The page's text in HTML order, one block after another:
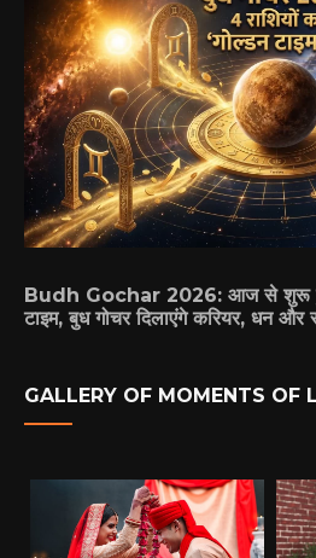
Budh Gochar 2026: आज से शुरू हुआ
टाइम, बुध गोचर दिलाएंगे करियर, धन
GALLERY OF MOMENTS OF